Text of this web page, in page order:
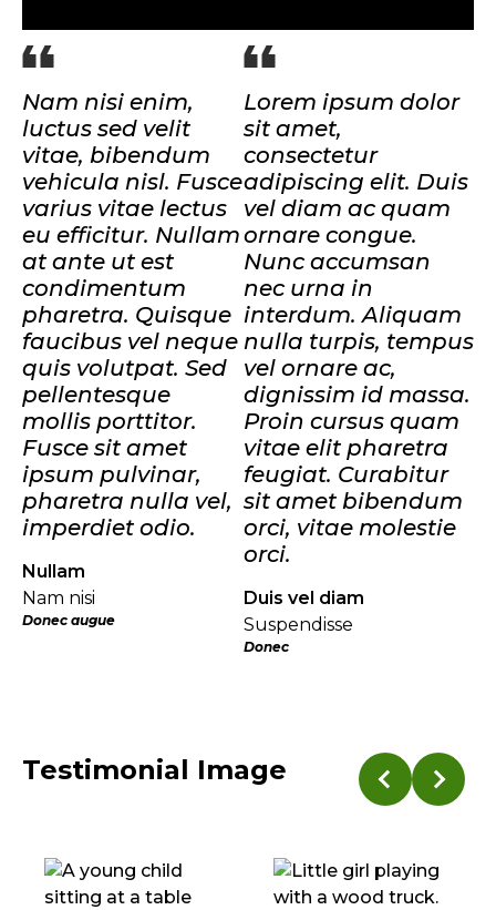
Nam nisi enim,
luctus sed velit
vitae, bibendum
vehicula nisl. Fusce
varius vitae lectus
eu efficitur. Nullam
at ante ut est
condimentum
pharetra. Quisque
faucibus vel neque
quis volutpat. Sed
pellentesque
mollis porttitor.
Fusce sit amet
ipsum pulvinar,
pharetra nulla vel,
imperdiet odio.
Nullam
Nam nisi
Donec augue
Lorem ipsum dolor
sit amet,
consectetur
adipiscing elit. Duis
vel diam ac quam
ornare congue.
Nunc accumsan
nec urna in
interdum. Aliquam
nulla turpis, tempus
vel ornare ac,
dignissim id massa.
Proin cursus quam
vitae elit pharetra
feugiat. Curabitur
sit amet bibendum
orci, vitae molestie
orci.
Duis vel diam
Suspendisse
Donec
Testimonial Image